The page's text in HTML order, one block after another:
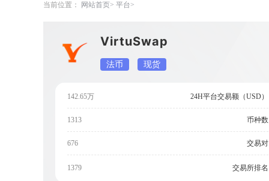
当前位置： 网站首页 平台
VirtuSwap
法币 现货
142.65万 24H平台交易额（USD）
1313 币种数
676 交易对
1379 交易所排名